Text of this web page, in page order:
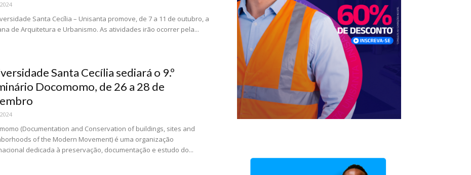
Santa Cecília – Unisanta promove, de 7 a 11 de outubro, a
de Arquitetura e Urbanismo. As atividades irão ocorrer pela...
Santa Cecília sediará o 9.º
Docomomo, de 26 a 28 de
(Documentation and Conservation of buildings, sites and
of the Modern Movement) é uma organização
dedicada à preservação, documentação e estudo do...